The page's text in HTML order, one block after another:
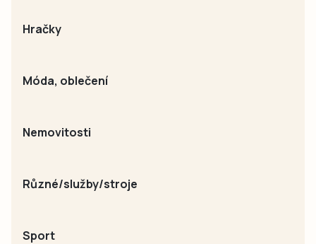
Hračky
Móda, oblečení
Nemovitosti
Různé/služby/stroje
Sport